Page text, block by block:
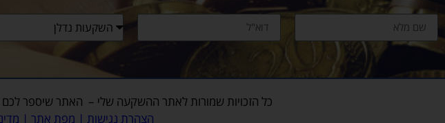
כל הזכויות שמורות לאתר ההשקעה שלי – האתר שיספר
הצהרת נגישות | מפת אתר |